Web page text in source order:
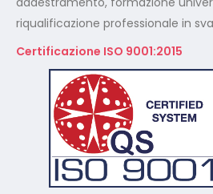
Certificazione ISO 14001:2015